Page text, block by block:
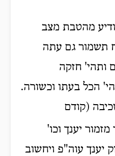
מהטבת מצב
תשמור גם עתה
ותהי' חזקה
הכל בעתו וכשורה.
(קודם
יענך וכו'
יענך עוה"פ ויחשוב